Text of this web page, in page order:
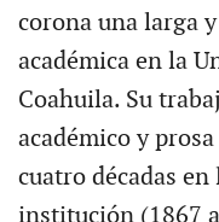
corona una larga
académica en la
Coahuila. Su
académico y
cuatro décadas
institución (1867